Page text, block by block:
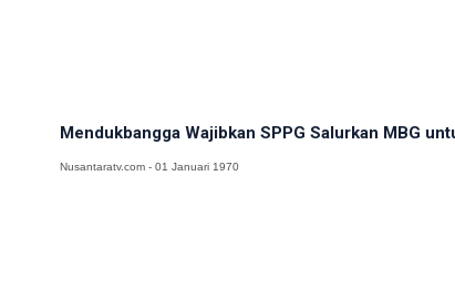
Mendukbangga Wajibkan SPPG Salurkan MBG
Nusantaratv.com - 01 Januari 1970